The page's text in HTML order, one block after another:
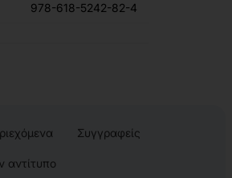
978-618-5242-82-4
Συγγραφείς
αντίτυπο